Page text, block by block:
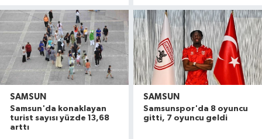
SAMSUN
Samsun'da konaklayan
turist sayısı yüzde 13,68
arttı
SAMSUN
Samsunspor'da 8 oyuncu
gitti, 7 oyuncu geldi
19:58 |Havza'da 11 yıl 8 ay hapis cezasıyla aranan
16:49 |Dron saldırısına uğrayan geminin içi